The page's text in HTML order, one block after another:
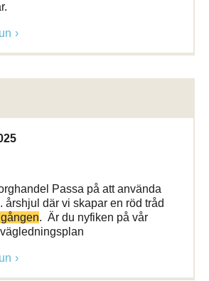
Passa på att använda
årshjul där vi skapar en röd tråd
. Är du nyfiken på vår